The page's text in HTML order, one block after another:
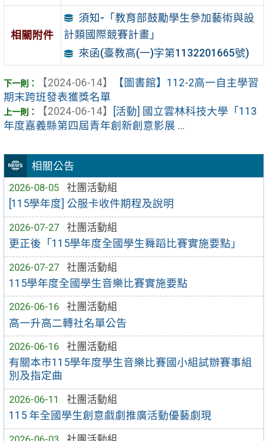
相關公告
2026-08-05
社團活動組
[115學年度] 公服卡收件期程及說明
2026-07-27
社團活動組
更正後「115學年度全國學生舞蹈比賽實施要點」
2026-07-27
社團活動組
115學年度全國學生音樂比賽實施要點
2026-06-16
社團活動組
高一升高二轉社名單公告
2026-06-16
社團活動組
有關本市115學年度學生音樂比賽國小組試辦賽事組
別及指定曲
2026-06-11
社團活動組
115 年全國學生創意戲劇推廣活動優藝劇現
相關附件
須知-「教育部鼓勵學生參加藝術與設
計類國際競賽計畫」
來函(臺教高(一)字第1132201665號)
【2024-06-14】
【圖書館】112-2高一自主學習
期末跨班發表獲獎名單
【2024-06-14】
[活動] 國立雲林科技大學「113
年度嘉義縣第四屆青年創新創意影展 ...